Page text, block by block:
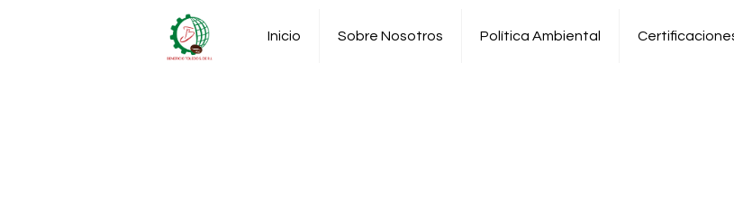
Inicio Sobre Nosotros Política Ambiental